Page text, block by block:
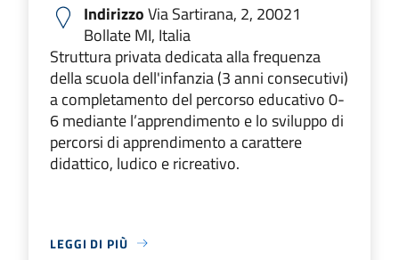
IndirizzoVia Sartirana, 2, 20021
Bollate MI, Italia
Struttura privata dedicata alla frequenza
della scuola dell'infanzia (3 anni consecutivi)
a completamento del percorso educativo 0-
6 mediante l’apprendimento e lo sviluppo di
percorsi di apprendimento a carattere
didattico, ludico e ricreativo.
LEGGI DI PIÙ